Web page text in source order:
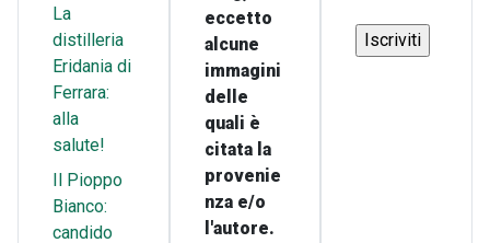
La
distilleria
Eridania di
Ferrara:
alla
salute!
Il Pioppo
Bianco:
candido
eccetto
alcune
immagini
delle
quali è
citata la
provenie
nza e/o
l'autore.